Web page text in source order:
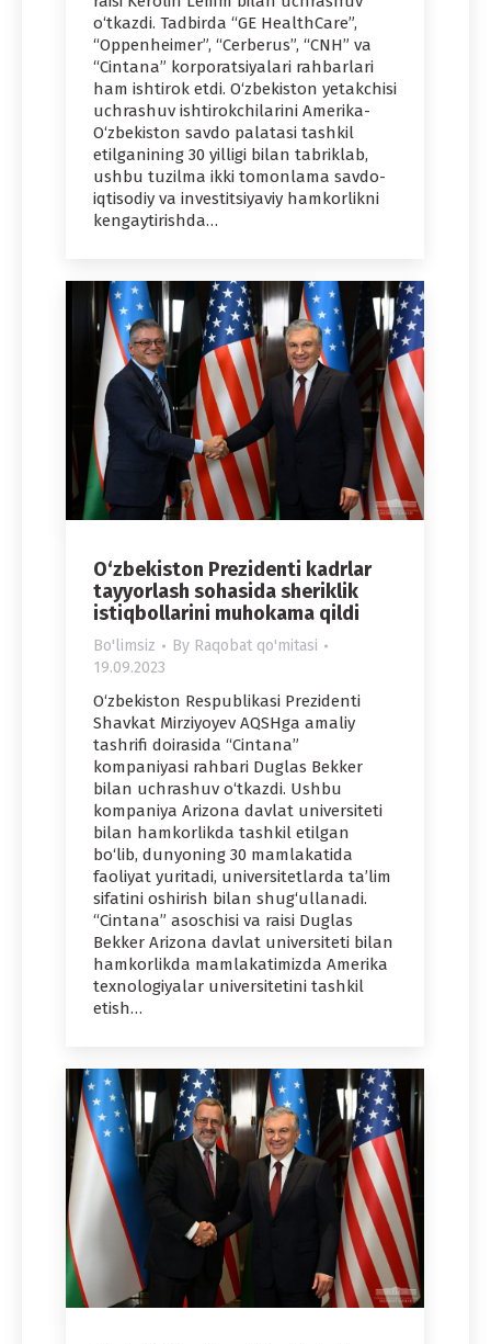
o‘tkazdi. Tadbirda “GE HealthCare”,
“Oppenheimer”, “Cerberus”, “CNH” va
“Cintana” korporatsiyalari rahbarlari
ham ishtirok etdi. O‘zbekiston yetakchisi
uchrashuv ishtirokchilarini Amerika-
O‘zbekiston savdo palatasi tashkil
etilganining 30 yilligi bilan tabriklab,
ushbu tuzilma ikki tomonlama savdo-
iqtisodiy va investitsiyaviy hamkorlikni
kengaytirishda…
O‘zbekiston Prezidenti kadrlar
tayyorlash sohasida sheriklik
istiqbollarini muhokama qildi
Bo'limsiz By Raqobat qo'mitasi
19.09.2023
O‘zbekiston Respublikasi Prezidenti
Shavkat Mirziyoyev AQSHga amaliy
tashrifi doirasida “Cintana”
kompaniyasi rahbari Duglas Bekker
bilan uchrashuv o‘tkazdi. Ushbu
kompaniya Arizona davlat universiteti
bilan hamkorlikda tashkil etilgan
bo‘lib, dunyoning 30 mamlakatida
faoliyat yuritadi, universitetlarda ta’lim
sifatini oshirish bilan shug‘ullanadi.
“Cintana” asoschisi va raisi Duglas
Bekker Arizona davlat universiteti bilan
hamkorlikda mamlakatimizda Amerika
texnologiyalar universitetini tashkil
etish…